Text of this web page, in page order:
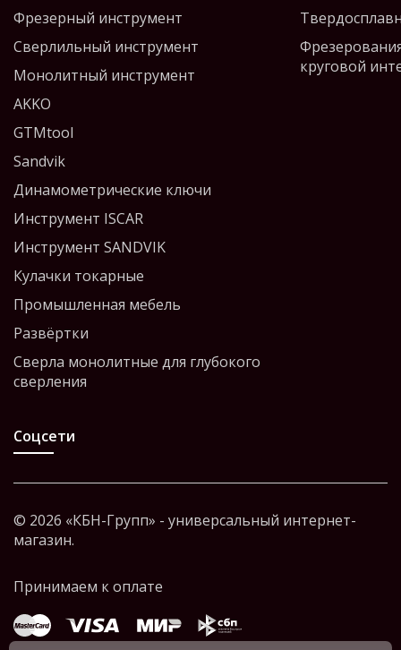
Фрезерный инструмент
Сверлильный инструмент
Монолитный инструмент
AKKO
GTMtool
Sandvik
Динамометрические ключи
Инструмент ISCAR
Инструмент SANDVIK
Кулачки токарные
Промышленная мебель
Развёртки
Сверла монолитные для глубокого
сверления
круговой
Соцсети
© 2026 «КБН-Групп» - универсальный интернет-
магазин.